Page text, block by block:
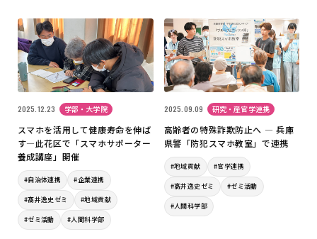
2025.12.23 学部・大学院
スマホを活用して健康寿命を伸ば
す―此花区で「スマホサポーター
養成講座」開催
#自治体連携 #企業連携
#髙井逸史ゼミ #地域貢献
#ゼミ活動 #人間科学部
2025.09.09 研究・産官学連携
高齢者の特殊詐欺防止へ ― 兵庫
県警「防犯スマホ教室」で連携
#地域貢献 #官学連携
#髙井逸史ゼミ #ゼミ活動
#人間科学部